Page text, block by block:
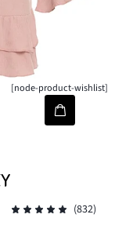
[node-product-wishlist]
(832)